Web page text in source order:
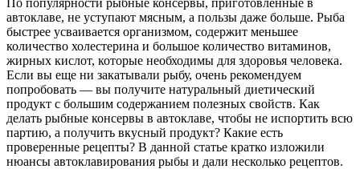
автоклаве, не уступают мясным, а пользы даже больше. Рыба
быстрее усваивается организмом, содержит меньшее
количество холестерина и большое количество витаминов,
жирных кислот, которые необходимы для здоровья человека.
Если вы еще ни закатывали рыбу, очень рекомендуем
попробовать — вы получите натуральный диетический
продукт с большим содержанием полезных свойств. Как
делать рыбные консервы в автоклаве, чтобы не испортить всю
партию, а получить вкусный продукт? Какие есть
проверенные рецепты? В данной статье кратко изложили
нюансы автоклавирования рыбы и дали несколько рецептов.